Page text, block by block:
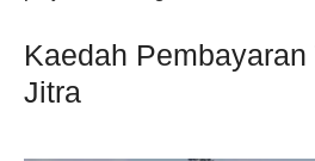
Kaedah Pembayaran
Jitra